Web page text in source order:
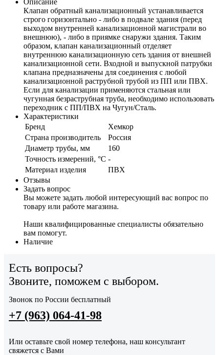
Клапан обратный канализационный устанавливается
строго горизонтально - либо в подвале здания (перед
выходом внутренней канализационной магистрали во
внешнюю), - либо в приямке снаружи здания. Таким
образом, клапан канализационный отделяет
внутреннюю канализационную сеть здания от внешней
канализационной сети. Входной и выпускной патрубки
клапана предназначены для соединения с любой
канализационной раструбной трубой из ПП или ПВХ.
Если для канализации применяются стальная или
чугунная безраструбная труба, необходимо использовать
переходник с ПП/ПВХ на Чугун/Сталь.
Характеристики
Бренд
Хемкор
Страна производитель
Россия
Диаметр трубы, мм
160
Точность измерений, °C -
Материал изделия
ПВХ
Отзывы
Задать вопрос
Вы можете задать любой интересующий вас вопрос по
товару или работе магазина.
Наши квалифицированные специалисты обязательно
вам помогут.
Наличие
Есть вопросы?
Звоните, поможем с выбором.
Звонок по России бесплатный
+7 (963) 064-41-98
Или оставьте свой номер телефона, наш консультант
свяжется с Вами